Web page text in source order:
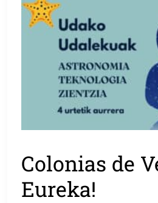
Colonias de
Eureka!